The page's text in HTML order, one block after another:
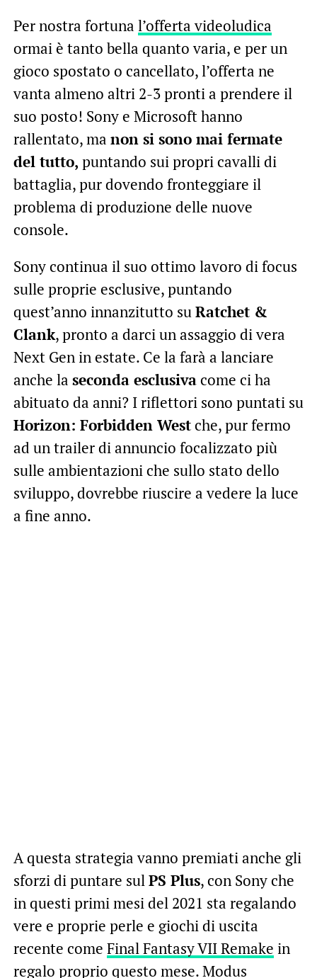
Per nostra fortuna l’offerta videoludica
ormai è tanto bella quanto varia, e per un
gioco spostato o cancellato, l’offerta ne
vanta almeno altri 2-3 pronti a prendere il
suo posto! Sony e Microsoft hanno
rallentato, ma non si sono mai fermate
del tutto, puntando sui propri cavalli di
battaglia, pur dovendo fronteggiare il
problema di produzione delle nuove
console.
Sony continua il suo ottimo lavoro di focus
sulle proprie esclusive, puntando
quest’anno innanzitutto suRatchet &
Clank, pronto a darci un assaggio di vera
Next Gen in estate. Ce la farà a lanciare
anche la seconda esclusivacome ci ha
abituato da anni? I riflettori sono puntati su
Horizon: Forbidden Westche, pur fermo
ad un trailer di annuncio focalizzato più
sulle ambientazioni che sullo stato dello
sviluppo, dovrebbe riuscire a vedere la luce
a fine anno.
A questa strategia vanno premiati anche gli
sforzi di puntare sulPS Plus, con Sony che
in questi primi mesi del 2021 sta regalando
vere e proprie perle e giochi di uscita
recente come Final Fantasy VII Remake in
regalo proprio questo mese. Modus